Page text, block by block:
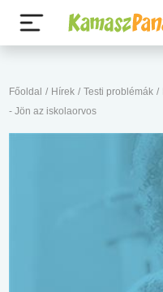
Főoldal / Hírek / Testi problémák /
- Jön az iskolaorvos